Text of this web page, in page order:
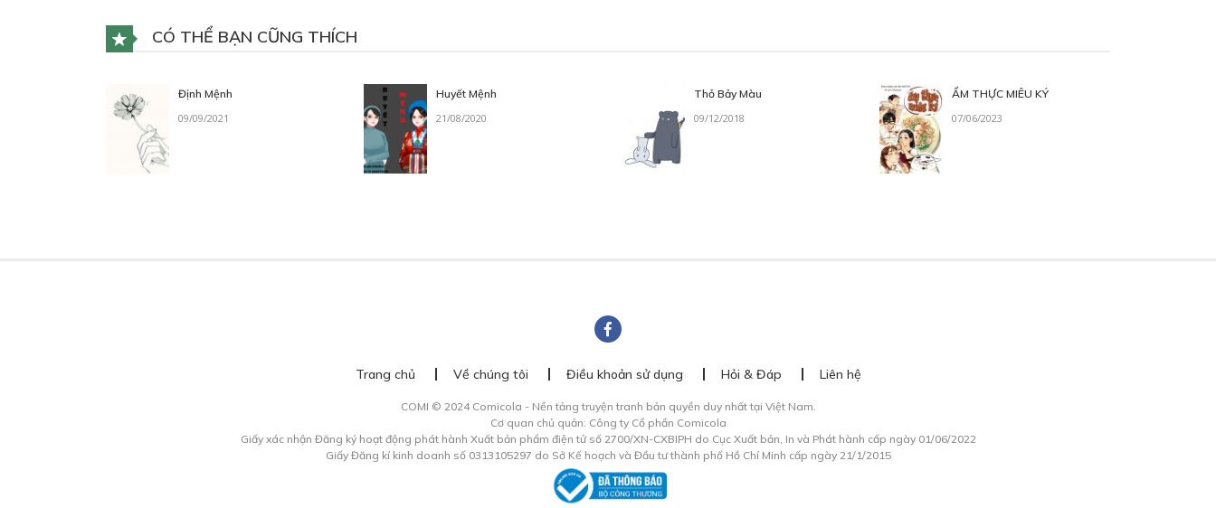
CÓ THỂ BẠN CŨNG THÍCH
Định Mệnh
09/09/2021
Huyết Mệnh
21/08/2020
Thỏ Bảy Màu
09/12/2018
ẨM THỰC MIÊU KÝ
07/06/2023
Trang chủ Về chúng tôi Điều khoản sử dụng Hỏi & Đáp Liên hệ
COMI © 2024 Comicola - Nền tảng truyện tranh bản quyền duy nhất tại Việt Nam.
Cơ quan chủ quản: Công ty Cổ phần Comicola
Giấy xác nhận Đăng ký hoạt động phát hành Xuất bản phẩm điện tử số 2700/XN-CXBIPH do Cục Xuất bản, In và Phát hành cấp ngày 01/06/2022
Giấy Đăng kí kinh doanh số 0313105297 do Sở Kế hoạch và Đầu tư thành phố Hồ Chí Minh cấp ngày 21/1/2015